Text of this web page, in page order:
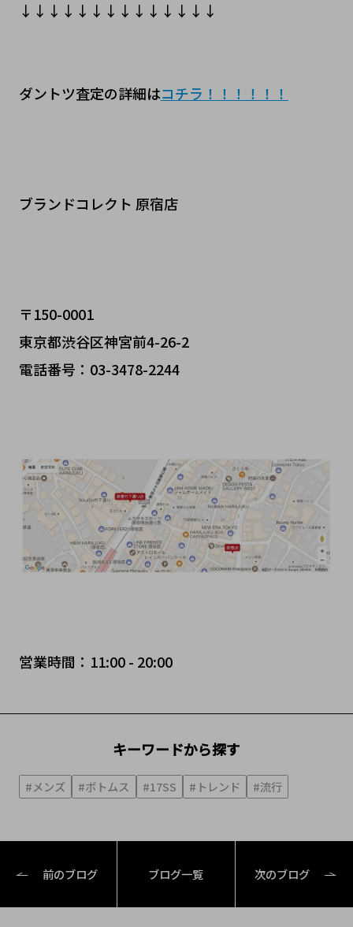
↓↓↓↓↓↓↓↓↓↓↓↓↓↓
ダントツ査定の詳細はコチラ！！！！！！
ブランドコレクト 原宿店
〒150-0001
東京都渋谷区神宮前4-26-2
電話番号：03-3478-2244
営業時間：11:00 - 20:00
キーワードから探す
#メンズ #ボトムス #17SS #トレンド #流行
前のブログ ブログ一覧 次のブログ